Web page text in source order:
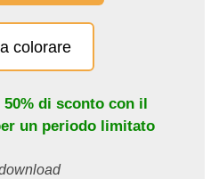
colorare
di sconto con il
un periodo limitato
download